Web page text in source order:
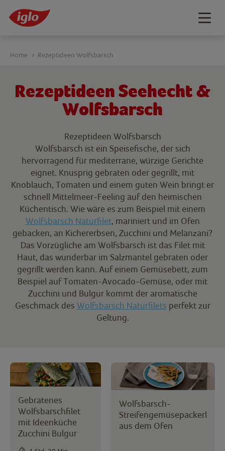
Rezeptideen Seehecht &
Wolfsbarsch
Rezeptideen Wolfsbarsch
Wolfsbarsch ist ein Speisefische, der sich
hervorragend für mediterrane, würzige Gerichte
eignet. Knusprig gebraten oder gegrillt, mit
Knoblauch, Tomaten und einem guten Wein bringt er
schnell Mittelmeer-Feeling auf den heimischen
Küchentisch. Wie wäre es zum Beispiel mit einem
Wolfsbarsch Naturfilet, mariniert und im Ofen
gebacken, an Kichererbsen, Zucchini und Melanzani?
Das Vorzügliche am Wolfsbarsch ist das Filet mit
Haut, das wunderbar im Salzmantel gebraten oder
gegrillt werden kann. Auf einem Gemüsebett, zum
Beispiel auf Tomaten-Avocado-Gemüse, oder mit
Zucchini und Bulgur kommt der aromatische
Geschmack des Wolfsbarsch Naturfilets perfekt zur
Geltung.
Home > Rezeptideen Wolfsbarsch
Gebratenes
Wolfsbarschfilet
mit Ideenküche
Zucchini Bulgur
Wolfsbarsch-
Streifengemüsepackerl
aus dem Ofen